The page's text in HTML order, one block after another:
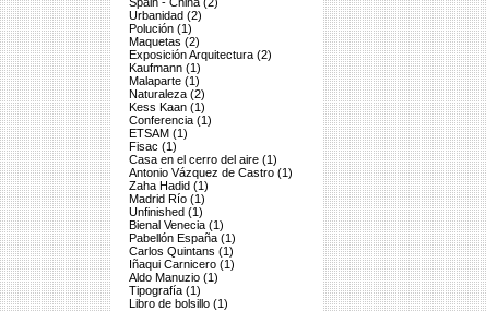
Urbanidad (2)
Polución (1)
Maquetas (2)
Exposición Arquitectura (2)
Kaufmann (1)
Malaparte (1)
Naturaleza (2)
Kess Kaan (1)
Conferencia (1)
ETSAM (1)
Fisac (1)
Casa en el cerro del aire (1)
Antonio Vázquez de Castro (1)
Zaha Hadid (1)
Madrid Río (1)
Unfinished (1)
Bienal Venecia (1)
Pabellón España (1)
Carlos Quintans (1)
Iñaqui Carnicero (1)
Aldo Manuzio (1)
Tipografía (1)
Libro de bolsillo (1)